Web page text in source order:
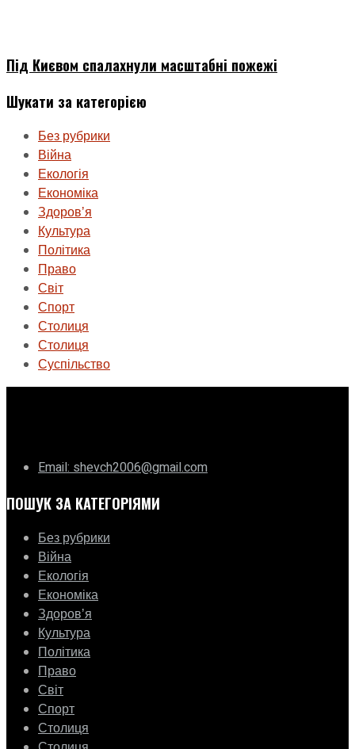
Під Києвом спалахнули масштабні пожежі
Шукати за категорією
Без рубрики
Війна
Екологія
Економіка
Здоровʼя
Культура
Політика
Право
Світ
Спорт
Столиця
Столиця
Суспільство
Email: shevch2006@gmail.com
ПОШУК ЗА КАТЕГОРІЯМИ
Без рубрики
Війна
Екологія
Економіка
Здоровʼя
Культура
Політика
Право
Світ
Спорт
Столиця